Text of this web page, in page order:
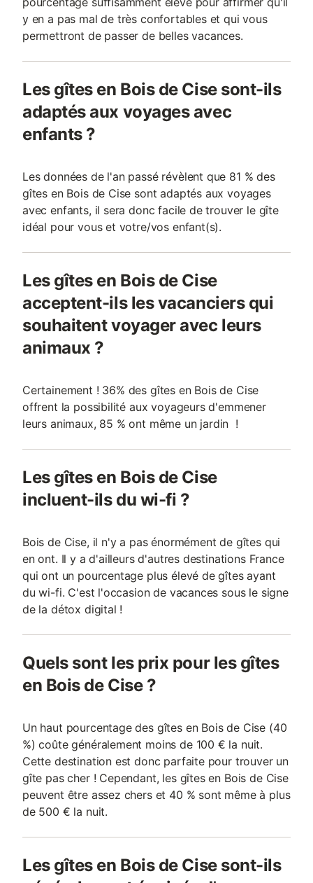
y en a pas mal de très confortables et qui vous
permettront de passer de belles vacances.
Les gîtes en Bois de Cise sont-ils
adaptés aux voyages avec
enfants ?
Les données de l'an passé révèlent que 81 % des
gîtes en Bois de Cise sont adaptés aux voyages
avec enfants, il sera donc facile de trouver le gîte
idéal pour vous et votre/vos enfant(s).
Les gîtes en Bois de Cise
acceptent-ils les vacanciers qui
souhaitent voyager avec leurs
animaux ?
Certainement ! 36% des gîtes en Bois de Cise
offrent la possibilité aux voyageurs d'emmener
leurs animaux, 85 % ont même un jardin !
Les gîtes en Bois de Cise
incluent-ils du wi-fi ?
Bois de Cise, il n'y a pas énormément de gîtes qui
en ont. Il y a d'ailleurs d'autres destinations France
qui ont un pourcentage plus élevé de gîtes ayant
du wi-fi. C'est l'occasion de vacances sous le signe
de la détox digital !
Quels sont les prix pour les gîtes
en Bois de Cise ?
Un haut pourcentage des gîtes en Bois de Cise (40
%) coûte généralement moins de 100 € la nuit.
Cette destination est donc parfaite pour trouver un
gîte pas cher ! Cependant, les gîtes en Bois de Cise
peuvent être assez chers et 40 % sont même à plus
de 500 € la nuit.
Les gîtes en Bois de Cise sont-ils